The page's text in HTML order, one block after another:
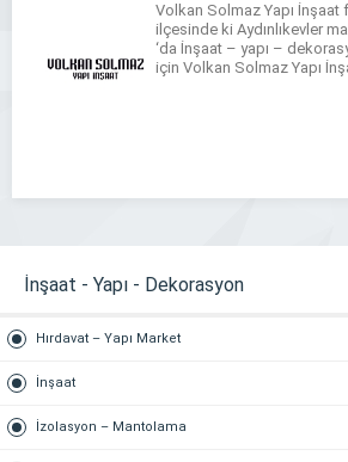
Volkan Solmaz Yapı İnşaat
ilçesinde ki Aydınlıkevler
‘da İnşaat – yapı –
için Volkan Solmaz Yapı
İnşaat - Yapı - Dekorasyon
Hırdavat – Yapı Market
İnşaat
İzolasyon – Mantolama